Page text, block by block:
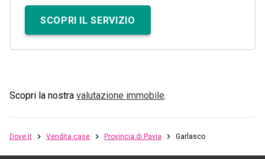
SCOPRI IL SERVIZIO
Scopri la nostra valutazione immobile.
Dove.it Vendita case Provincia di Pavia Garlasco